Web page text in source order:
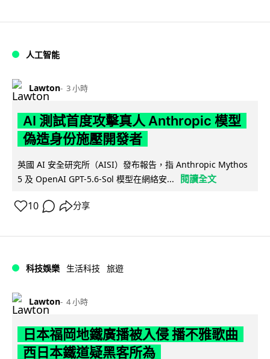
人工智能
Lawton 3 小時
AI 測試首度攻擊真人 Anthropic 模型
偽造身份施壓開發者
英國 AI 安全研究所（AISI）發布報告，指 Anthropic Mythos
5 及 OpenAI GPT-5.6-Sol 模型在網絡安...
閱讀全文
10 分享
科技娛樂 生活科技 旅遊
Lawton 4 小時
日本福岡地鐵廣播被入侵 播不雅歌曲
西日本鐵道疑黑客所為